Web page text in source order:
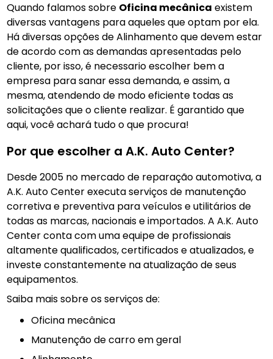
Quando falamos sobre Oficina mecânica existem
diversas vantagens para aqueles que optam por ela.
Há diversas opções de Alinhamento que devem estar
de acordo com as demandas apresentadas pelo
cliente, por isso, é necessario escolher bem a
empresa para sanar essa demanda, e assim, a
mesma, atendendo de modo eficiente todas as
solicitações que o cliente realizar. É garantido que
aqui, você achará tudo o que procura!
Por que escolher a A.K. Auto Center?
Desde 2005 no mercado de reparação automotiva, a
A.K. Auto Center executa serviços de manutenção
corretiva e preventiva para veículos e utilitários de
todas as marcas, nacionais e importados. A A.K. Auto
Center conta com uma equipe de profissionais
altamente qualificados, certificados e atualizados, e
investe constantemente na atualização de seus
equipamentos.
Saiba mais sobre os serviços de:
Oficina mecânica
manutenção de carro em geral